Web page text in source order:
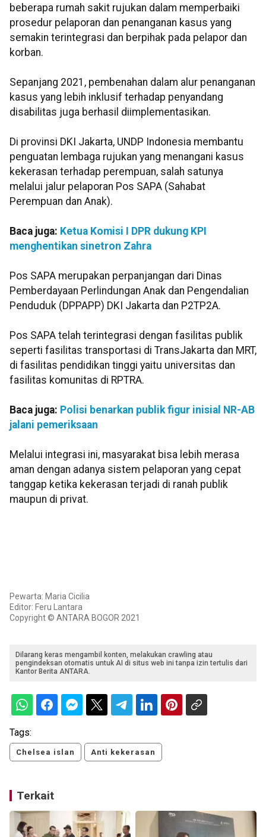
beberapa rumah sakit rujukan dalam memperbaiki
prosedur pelaporan dan penanganan kasus yang
semakin terintegrasi dan berpihak pada pelapor dan
korban.
Sepanjang 2021, pembenahan dalam alur penanganan
kasus yang lebih inklusif terhadap penyandang
disabilitas juga berhasil diimplementasikan.
Di provinsi DKI Jakarta, UNDP Indonesia membantu
penguatan lembaga rujukan yang menangani kasus
kekerasan terhadap perempuan, salah satunya
melalui jalur pelaporan Pos SAPA (Sahabat
Perempuan dan Anak).
Baca juga: Ketua Komisi I DPR dukung KPI
menghentikan sinetron Zahra
Pos SAPA merupakan perpanjangan dari Dinas
Pemberdayaan Perlindungan Anak dan Pengendalian
Penduduk (DPPAPP) DKI Jakarta dan P2TP2A.
Pos SAPA telah terintegrasi dengan fasilitas publik
seperti fasilitas transportasi di TransJakarta dan MRT,
di fasilitas pendidikan tinggi yaitu universitas dan
fasilitas komunitas di RPTRA.
Baca juga: Polisi benarkan publik figur inisial NR-AB
jalani pemeriksaan
Melalui integrasi ini, masyarakat bisa lebih merasa
aman dengan adanya sistem pelaporan yang cepat
tanggap ketika kekerasan terjadi di ranah publik
maupun di privat.
Pewarta: Maria Cicilia
Editor: Feru Lantara
Copyright © ANTARA BOGOR 2021
Dilarang keras mengambil konten, melakukan crawling atau
pengindeksan otomatis untuk AI di situs web ini tanpa izin tertulis dari
Kantor Berita ANTARA.
Tags:
Chelsea islan Anti kekerasan
Terkait